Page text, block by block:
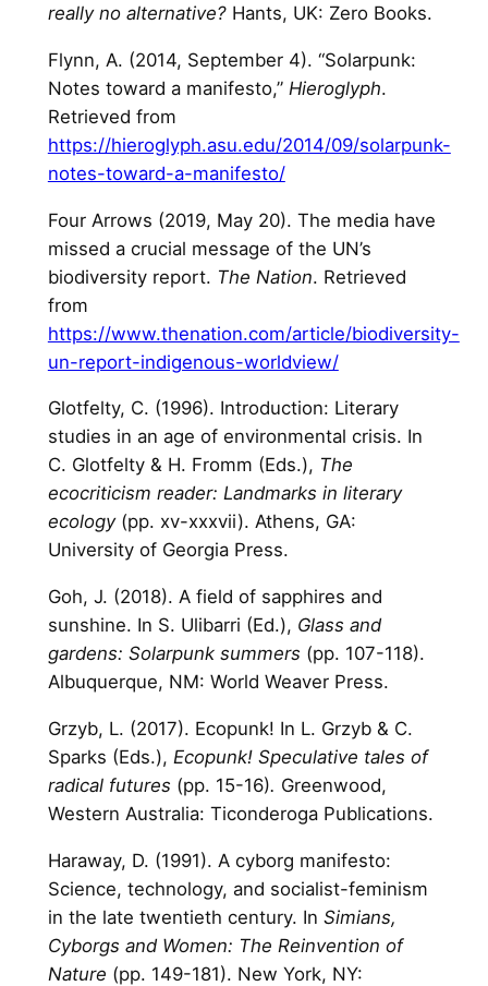
really no alternative?Hants, UK: Zero Books.
Flynn, A. (2014, September 4). “Solarpunk:
Notes toward a manifesto,” Hieroglyph.
Retrieved from
https://hieroglyph.asu.edu/2014/09/solarpunk-
notes-toward-a-manifesto/
Four Arrows (2019, May 20). The media have
missed a crucial message of the UN’s
biodiversity report. The Nation. Retrieved
from
https://www.thenation.com/article/biodiversity-
un-report-indigenous-worldview/
Glotfelty, C. (1996). Introduction: Literary
studies in an age of environmental crisis. In
C. Glotfelty & H. Fromm (Eds.), The
ecocriticism reader: Landmarks in literary
ecology(pp. xv-xxxvii). Athens, GA:
University of Georgia Press.
Goh, J. (2018). A field of sapphires and
sunshine. In S. Ulibarri (Ed.), Glass and
gardens: Solarpunk summers (pp. 107-118).
Albuquerque, NM: World Weaver Press.
Grzyb, L. (2017). Ecopunk! In L. Grzyb & C.
Sparks (Eds.), Ecopunk! Speculative tales of
radical futures (pp. 15-16). Greenwood,
Western Australia: Ticonderoga Publications.
Haraway, D. (1991). A cyborg manifesto:
Science, technology, and socialist-feminism
in the late twentieth century. In Simians,
Cyborgs and Women: The Reinvention of
Nature (pp. 149-181). New York, NY: